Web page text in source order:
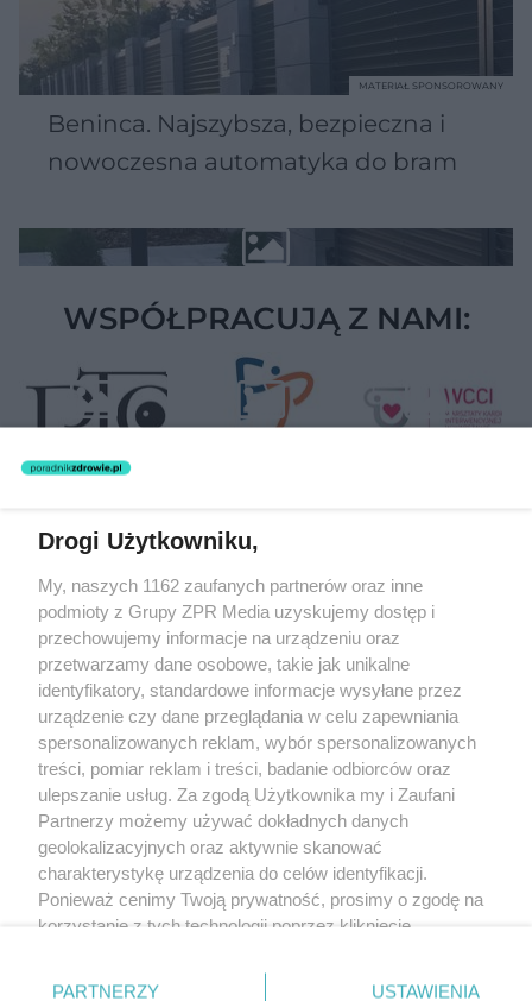
Beninca. Najszybsza, bezpieczna i
nowoczesna automatyka do bram
MATERIAŁ SPONSOROWANY
WSPÓŁPRACUJĄ Z NAMI:
rozpowszechniany lub dalej rozpowszechniany w jakikolwiek sposób
(w tym także elektroniczny lub mechaniczny) na jakimkolwiek polu
eksploatacji w jakiejkolwiek formie, włącznie z umieszczaniem w
Internecie bez pisemnej zgody właściciela praw. Jakiekolwiek użycie
lub wykorzystanie utworów w całości lub w części z naruszeniem
prawa, tzn. bez właściwej zgody, jest zabronione pod groźbą kary i
może być ścigane prawnie.
O nas
Informacje prawne
Nasze serwisy
Drogi Użytkowniku,
My, naszych 1162 zaufanych partnerów oraz inne
podmioty z Grupy ZPR Media uzyskujemy dostęp i
przechowujemy informacje na urządzeniu oraz
przetwarzamy dane osobowe, takie jak unikalne
identyfikatory, standardowe informacje wysyłane przez
urządzenie czy dane przeglądania w celu zapewniania
spersonalizowanych reklam, wybór spersonalizowanych
treści, pomiar reklam i treści, badanie odbiorców oraz
ulepszanie usług. Za zgodą Użytkownika my i Zaufani
Partnerzy możemy używać dokładnych danych
geolokalizacyjnych oraz aktywnie skanować
charakterystykę urządzenia do celów identyfikacji.
Ponieważ cenimy Twoją prywatność, prosimy o zgodę na
korzystanie z tych technologii poprzez kliknięcie
zmienić/wycofać klikając przycisk ustawień prywatności
PARTNERZY USTAWIENIA